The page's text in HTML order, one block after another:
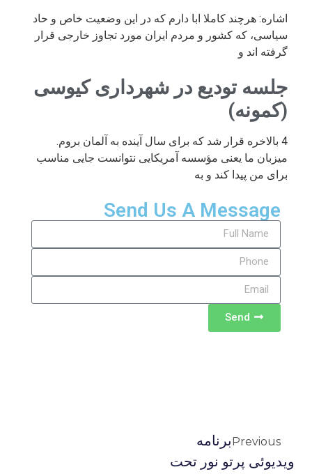
اشاره: هرچند کاملا ابا دارم که در این وضعیت خاص و حاد
سیاسی، که کشور و مردم ایران مورد تجاوز خارجی قرار
گرفته اند و
جلسه تودیع در شهرداری کیوسی
(کمونه)
4 بالاخره قرار شد که برای سال آینده به آلمان بروم.
میزبان ما یعنی مؤسسه آمریکایی نتوانست جایی مناسب
برای من پیدا کند و به
Send Us A Message
Send
Previousبرنامه
ویدیوئى پرتو نور تحت